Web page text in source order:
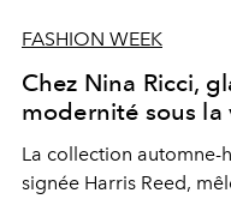
FASHION WEEK
Chez Nina Ricci,
modernité sous la
La collection automne-
signée Harris Reed,